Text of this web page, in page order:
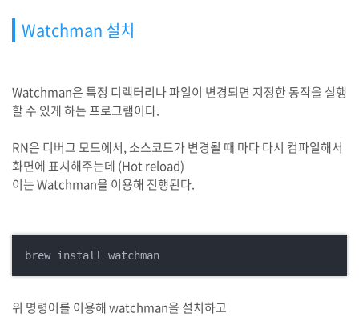
Watchman 설치
Watchman은 특정 디렉터리나 파일이 변경되면 지정한 동작을 실행
할 수 있게 하는 프로그램이다.
RN은 디버그 모드에서, 소스코드가 변경될 때 마다 다시 컴파일해서
화면에 표시해주는데 (Hot reload)
이는 Watchman을 이용해 진행된다.
brew install watchman
위 명령어를 이용해 watchman을 설치하고